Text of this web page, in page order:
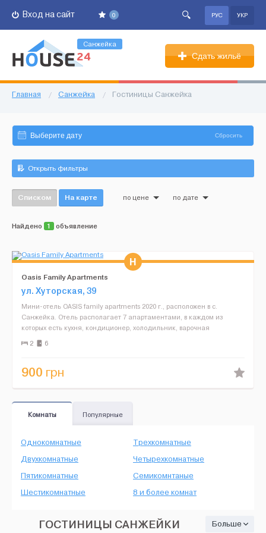
0
Вход на сайт РУС УКР
Санжейка
Сдать жильё
Главная / Санжейка / Гостиницы Санжейка
Сбросить
Открыть фильтры
Списком На карте по цене по дате
Найдено 1 объявление
Oasis Family Apartments
ул. Хуторская, 39
Мини-отель OASIS family apartments 2020 г., расположен в с.
Санжейка. Отель располагает 7 апартаментами, в каждом из
которых есть кухня, кондиционер, холодильник, варочная
поверхность, телевизор, WiFi, душ , фен, сейф, банные прин...
2 6
900 грн
Комнаты Популярные
Однокомнатные
Двухкомнатные
Трехкомнатные
Четырехкомнатные
Пятикомнатные
Шестикомнатные
Семикомнтаные
8 и более комнат
ГОСТИНИЦЫ САНЖЕЙКИ Больше